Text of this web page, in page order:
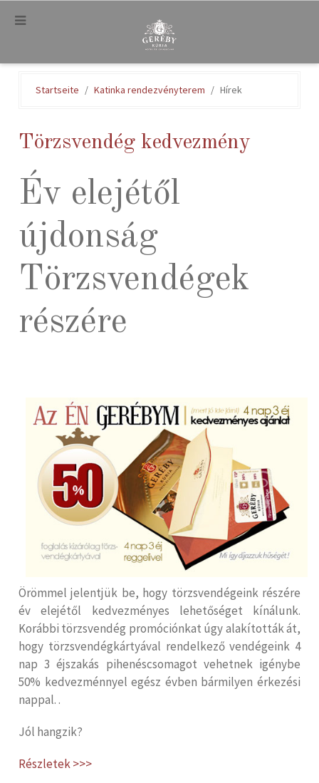
.
Startseite Katinka rendezvényterem Hírek
Törzsvendég kedvezmény
Év elejétől
újdonság
Törzsvendégek
részére
Örömmel jelentjük be, hogy törzsvendégeink részére
év elejétől kedvezményes lehetőséget kínálunk.
Korábbi törzsvendég promóciónkat úgy alakították át,
hogy törzsvendégkártyával rendelkező vendégeink 4
nap 3 éjszakás pihenéscsomagot vehetnek igénybe
50% kedvezménnyel egész évben bármilyen érkezési
nappal. .
Jól hangzik?
Részletek >>>